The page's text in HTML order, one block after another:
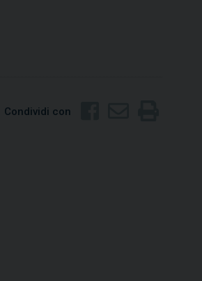
Condividi con